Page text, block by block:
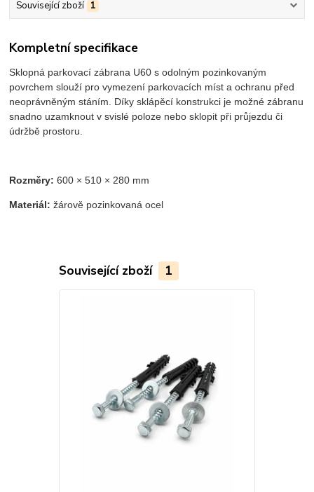
Související zboží 1
Kompletní specifikace
Sklopná parkovací zábrana U60 s odolným pozinkovaným
povrchem slouží pro vymezení parkovacích míst a ochranu před
neoprávněným stáním. Díky sklápěcí konstrukci je možné zábranu
snadno uzamknout v svislé poloze nebo sklopit při průjezdu či
údržbě prostoru.
Rozměry: 600 × 510 × 280 mm
Materiál:žárově pozinkovaná ocel
Související zboží 1